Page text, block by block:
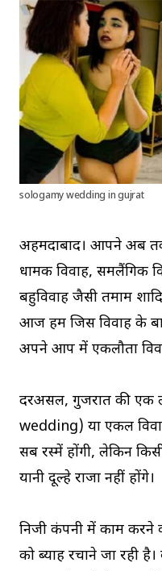
sologamy wedding in gujrat
अहमदाबाद। आपने अब
धार्मिक विवाह, समलैंगिक
बहुविवाह जैसी तमाम
आज हम जिस विवाह के
अपने आप में एकलौता
दरअसल, गुजरात की एक
wedding) या एकल
सब रस्में होंगी, लेकिन
यानी दूल्हे राजा नहीं होंगे।
निजी कंपनी में काम करने
को ब्याह रचाने जा रही